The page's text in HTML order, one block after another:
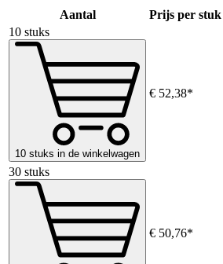
Aantal Prijs per stuk
10 stuks
10 stuks in de winkelwagen
€ 52,38*
30 stuks
€ 50,76*